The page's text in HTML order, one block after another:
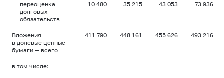
переоценка
долговых
обязательств
10 480 35 215 43 053 73 936
Вложения
в долевые ценные
бумаги — всего
411 790 448 161 455 626 493 216
в том числе: